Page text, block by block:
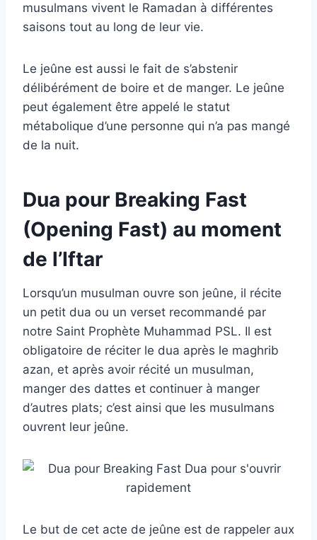
musulmans vivent le Ramadan à différentes
saisons tout au long de leur vie.
Le jeûne est aussi le fait de s’abstenir
délibérément de boire et de manger. Le jeûne
peut également être appelé le statut
métabolique d’une personne qui n’a pas mangé
de la nuit.
Dua pour Breaking Fast
(Opening Fast) au moment
de l’Iftar
Lorsqu’un musulman ouvre son jeûne, il récite
un petit dua ou un verset recommandé par
notre Saint Prophète Muhammad PSL. Il est
obligatoire de réciter le dua après le maghrib
azan, et après avoir récité un musulman,
manger des dattes et continuer à manger
d’autres plats; c’est ainsi que les musulmans
ouvrent leur jeûne.
Le but de cet acte de jeûne est de rappeler aux